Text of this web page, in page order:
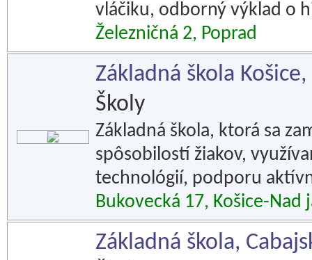
vláčiku, odborný výklad o
Železničná 2, Poprad
Základná škola
Školy
Základná škola, ktorá sa
spôsobilostí žiakov,
technológií, podporu
Bukovecká 17, Košice-Nad
Základná škola,